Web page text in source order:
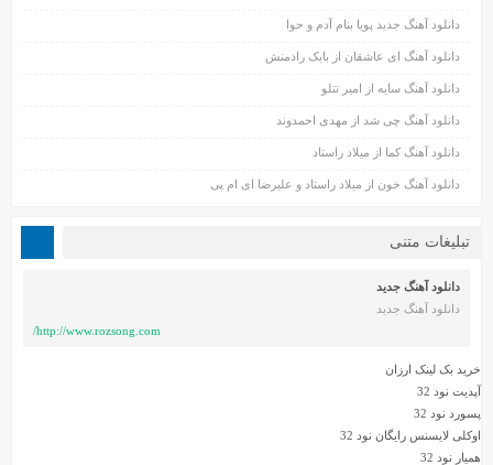
دانلود آهنگ جدید پویا بنام آدم و حوا
دانلود آهنگ ای عاشقان از بابک رادمنش
دانلود آهنگ سایه از امیر تتلو
دانلود آهنگ چی شد از مهدی احمدوند
دانلود آهنگ کما از میلاد راستاد
دانلود آهنگ خون از میلاد راستاد و علیرضا ای ام پی
تبلیغات متنی
دانلود آهنگ جدید
دانلود آهنگ جدید
http://www.rozsong.com/
خرید بک لینک ارزان
آپدیت نود 32
پسورد نود 32
اوکلی لایسنس رایگان نود 32
همیار نود 32